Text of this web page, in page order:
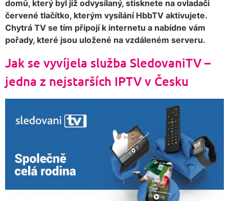
domů, který byl již odvysílaný, stisknete na ovladači
červené tlačítko, kterým vysílání HbbTV aktivujete.
Chytrá TV se tím připojí k internetu a nabídne vám
pořady, které jsou uložené na vzdáleném serveru.
Jak se vyvíjela služba SledovaniTV –
jedna z nejstarších IPTV v Česku